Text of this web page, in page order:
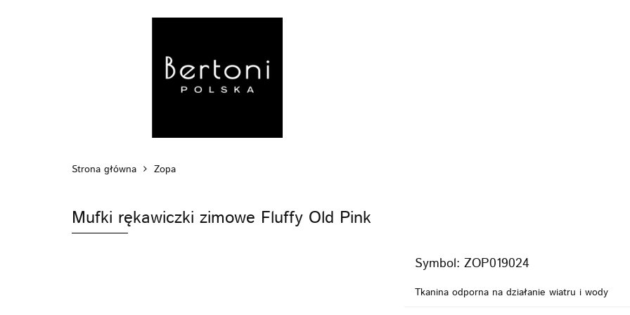
POZA DOMEM
Strona główna Zopa
Mufki rękawiczki zimowe Fluffy Old Pink
Symbol: ZOP019024
Tkanina odporna na działanie wiatru i wody